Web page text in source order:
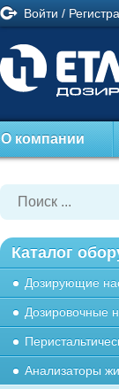
Войти /
О компании
Каталог
Дозирующие
Дозировочные
Анализаторы